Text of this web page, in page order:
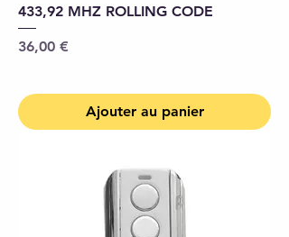
433,92 MHZ ROLLING CODE
Prix
36,00 €
Ajouter au panier